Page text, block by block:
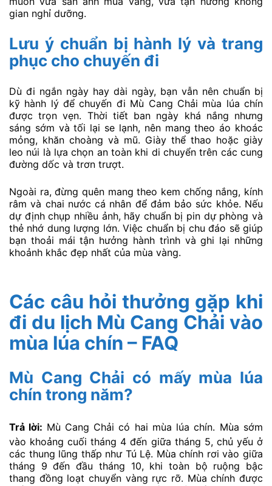
Nếu có nhiều thời gian hơn, bạn nên chọn lịch trình
đầu tiên, di chuyển từ Hà Nội đến Nghĩa Lộ, nghỉ đêm
tại đây để sáng hôm sau lên Mù Cang Chải sớm. Ngày
thứ hai, khám phá La Pán Tẩn, Chế Cu Nha và tham gia
Ngày thứ ba, dành trọn buổi sáng ở Dế Xu Phình hoặc
trekking nhẹ quanh các bản làng. Buổi trưa di chuyển
xuống Tú Lệ, thưởng thức đặc sản xôi nếp, cốm mới và
ngâm mình trong suối khoáng nóng trước khi lên xe
trở về Hà Nội. Lịch trình này phù hợp cho những ai
muốn vừa săn ảnh mùa vàng, vừa tận hưởng không
Lưu ý chuẩn bị hành lý và trang
phục cho chuyến đi
Dù đi ngắn ngày hay dài ngày, bạn vẫn nên chuẩn bị
sáng sớm và tối lại se lạnh, nên mang theo áo khoác
mỏng, khăn choàng và mũ. Giày thể thao hoặc giày
leo núi là lựa chọn an toàn khi di chuyển trên các cung
đường dốc và trơn trượt.
râm và chai nước cá nhân để đảm bảo sức khỏe. Nếu
dự định chụp nhiều ảnh, hãy chuẩn bị pin dự phòng và
thẻ nhớ dung lượng lớn. Việc chuẩn bị chu đáo sẽ giúp
khoảnh khắc đẹp nhất của mùa vàng.